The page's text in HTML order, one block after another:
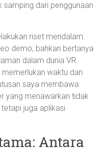
dari penggunaan
riset mendalam:
demo, bahkan bertanya
dalam dunia VR.
waktu dan
saya membawa
yang menawarkan tidak
juga aplikasi
Antara